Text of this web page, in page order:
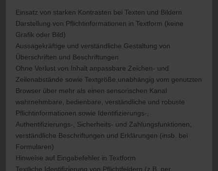
Einsatz von starken Kontrasten bei Texten und Bildern
Darstellung von Pflichtinformationen in Textform (keine
Grafik oder Bild)
Aussagekräftige und verständliche Gestaltung von
Überschriften und Beschriftungen
Ohne Verlust von Inhalt anpassbare Zeichen- und
Zeilenabstände sowie Textgröße,unabhängig vom genutzten
Browser über mehr als einen sensorischen Kanal
wahrnehmbare, bedienbare, verständliche und robuste
Pflichtinformationen sowie Identifizierungs-,
Authentifizierungs-, Sicherheits- und Zahlungsfunktionen;
verständliche Beschriftungen und Erklärungen (insb. bei
Formularen)
Hinweise auf Eingabefehler in Textform
Textliche Identifizierung von Pflichtfeldern (z.B. per